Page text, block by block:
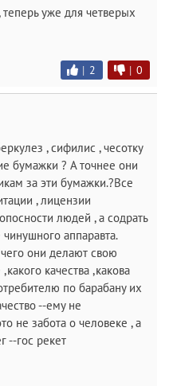
уже для четверых
| 2 | 0
, сифилис , чесотку
бумажки ? А точнее они
за эти бумажки.?Все
, лицензии
людей , а содрать
аппаравта.
они делают свою
качества ,какова
по барабану их
--ему не
не забота о человеке , а
--гос рекет